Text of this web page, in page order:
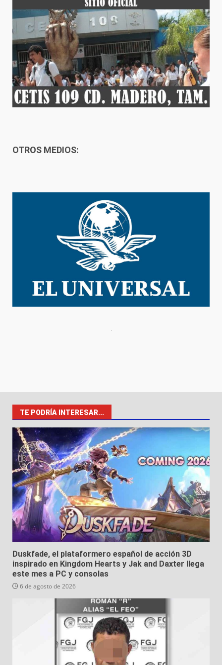
OTROS MEDIOS:
TE PODRÍA INTERESAR...
Duskfade, el plataformero español de acción 3D
inspirado en Kingdom Hearts y Jak and Daxter llega
este mes a PC y consolas
6 de agosto de 2026